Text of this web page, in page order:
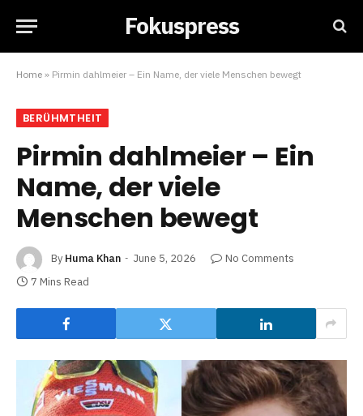
Fokuspress
Home » Pirmin dahlmeier – Ein Name, der viele Menschen bewegt
BERÜHMTHEIT
Pirmin dahlmeier – Ein
Name, der viele
Menschen bewegt
By Huma Khan June 5, 2026
No Comments
7 Mins Read